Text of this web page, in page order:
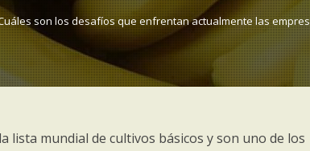
son los desafíos que enfrentan actualmente las
mundial de cultivos básicos y son uno de los